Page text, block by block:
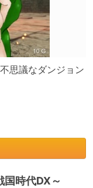
思議なダンジョン
国時代DX～